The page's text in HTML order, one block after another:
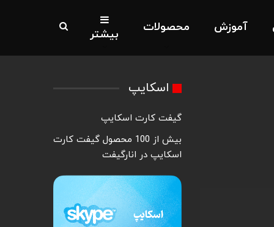
آموزش محصولات بیشتر
اسکایپ
گیفت کارت اسکایپ
بیش از 100 محصول گیفت کارت
اسکایپ در انارگیفت